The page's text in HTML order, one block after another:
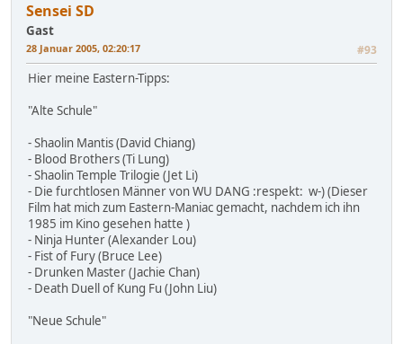
Sensei SD
Gast
28 Januar 2005, 02:20:17 #93
Hier meine Eastern-Tipps:
"Alte Schule"
- Shaolin Mantis (David Chiang)
- Blood Brothers (Ti Lung)
- Shaolin Temple Trilogie (Jet Li)
- Die furchtlosen Männer von WU DANG :respekt: w-) (Dieser
Film hat mich zum Eastern-Maniac gemacht, nachdem ich ihn
1985 im Kino gesehen hatte )
- Ninja Hunter (Alexander Lou)
- Fist of Fury (Bruce Lee)
- Drunken Master (Jachie Chan)
- Death Duell of Kung Fu (John Liu)
"Neue Schule"